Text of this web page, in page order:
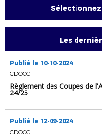
Les
Publié le 10-10-2024
CDOCC
Règlement des Coupes de
24/25
Publié le 12-09-2024
CDOCC